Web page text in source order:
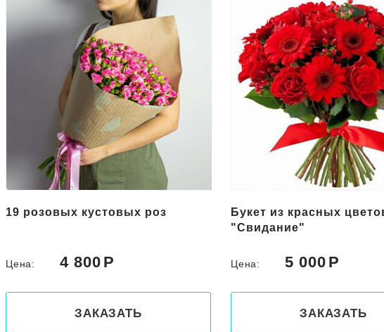
Букет из красных цветов
Цена: 5 000
ЗАКАЗАТЬ
Букет цветов в корзине
"Романс"
Цена: 5 150
ЗАКАЗАТЬ